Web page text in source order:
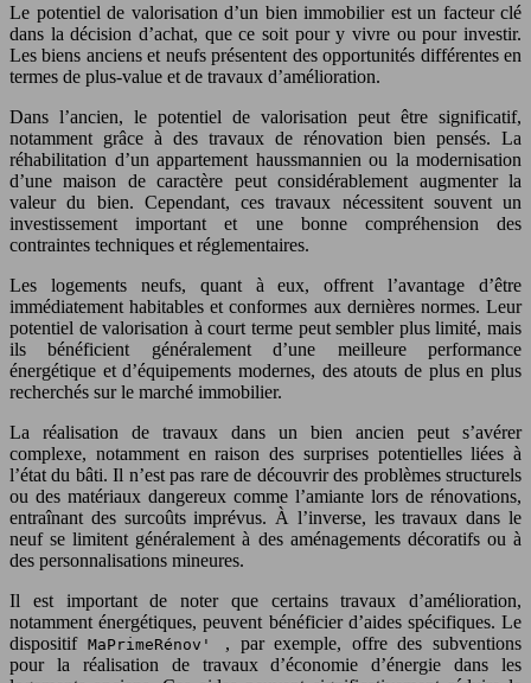
Le potentiel de valorisation d’un bien immobilier est un facteur clé
dans la décision d’achat, que ce soit pour y vivre ou pour investir.
Les biens anciens et neufs présentent des opportunités différentes en
termes de plus-value et de travaux d’amélioration.
Dans l’ancien, le potentiel de valorisation peut être significatif,
notamment grâce à des travaux de rénovation bien pensés. La
réhabilitation d’un appartement haussmannien ou la modernisation
d’une maison de caractère peut considérablement augmenter la
valeur du bien. Cependant, ces travaux nécessitent souvent un
investissement important et une bonne compréhension des
contraintes techniques et réglementaires.
Les logements neufs, quant à eux, offrent l’avantage d’être
immédiatement habitables et conformes aux dernières normes. Leur
potentiel de valorisation à court terme peut sembler plus limité, mais
ils bénéficient généralement d’une meilleure performance
énergétique et d’équipements modernes, des atouts de plus en plus
recherchés sur le marché immobilier.
La réalisation de travaux dans un bien ancien peut s’avérer
complexe, notamment en raison des surprises potentielles liées à
l’état du bâti. Il n’est pas rare de découvrir des problèmes structurels
ou des matériaux dangereux comme l’amiante lors de rénovations,
entraînant des surcoûts imprévus. À l’inverse, les travaux dans le
neuf se limitent généralement à des aménagements décoratifs ou à
des personnalisations mineures.
Il est important de noter que certains travaux d’amélioration,
notamment énergétiques, peuvent bénéficier d’aides spécifiques. Le
dispositif MaPrimeRénov' , par exemple, offre des subventions
pour la réalisation de travaux d’économie d’énergie dans les